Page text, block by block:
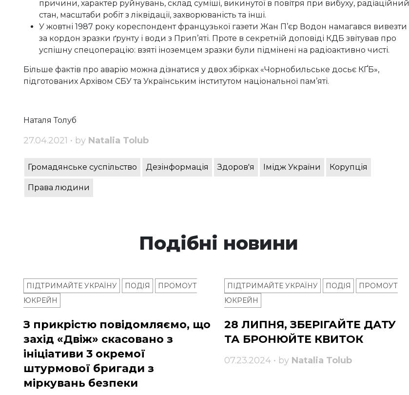
причини, характер руйнувань, склад суміші, викинутої в повітря при вибуху, радіаційний
стан, масштаби робіт з ліквідації, захворюваність та інші.
У жовтні 1987 року кореспондент французької газети Жан П’єр Водон намагався вивезти
за кордон зразки ґрунту і води з Прип’яті. Проте в секретній доповіді КДБ звітував про
успішну спецоперацію: взяті іноземцем зразки були підмінені на радіоактивно чисті.
Більше фактів про аварію можна дізнатися у двох збірках «Чорнобильське досьє КҐБ»,
підготованих Архівом СБУ та Українським інститутом національної пам’яті.
Наталя Толуб
27.04.2021 • by Natalia Tolub
Громадянське суспільство Дезінформація Здоров'я Імідж України Корупція
Права людини
Подібні новини
ПІДТРИМАЙТЕ УКРАЇНУ ПОДІЯ
ПРОМОУТ
ЮКРЕЙН
З прикрістю повідомляємо, що
захід «Двіж» скасовано з
ініціативи 3 окремої
штурмової бригади з
міркувань безпеки
ПІДТРИМАЙТЕ УКРАЇНУ ПОДІЯ
ПРОМОУТ
ЮКРЕЙН
28 ЛИПНЯ, ЗБЕРІГАЙТЕ ДАТУ
ТА БРОНЮЙТЕ КВИТОК
07.23.2024 • by Natalia Tolub